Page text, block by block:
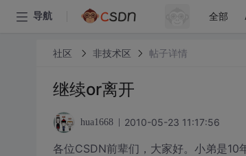
导航 全部
社区 非技术区 帖子详情
继续or离开
hua1668 2010-05-23 11:17:56
各位CSDN前辈们，大家好。小弟是10